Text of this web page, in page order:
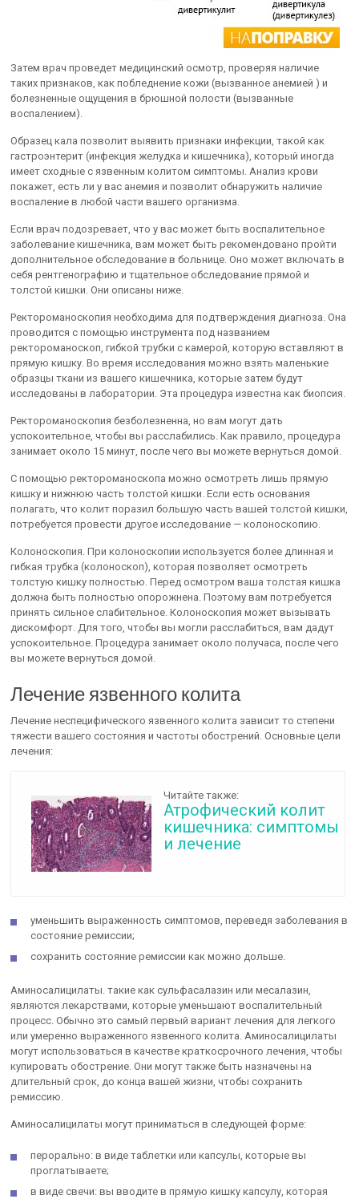
Затем врач проведет медицинский осмотр, проверяя наличие
таких признаков, как побледнение кожи (вызванное анемией ) и
болезненные ощущения в брюшной полости (вызванные
воспалением).
Образец кала позволит выявить признаки инфекции, такой как
гастроэнтерит (инфекция желудка и кишечника), который иногда
имеет сходные с язвенным колитом симптомы. Анализ крови
покажет, есть ли у вас анемия и позволит обнаружить наличие
воспаление в любой части вашего организма.
Если врач подозревает, что у вас может быть воспалительное
заболевание кишечника, вам может быть рекомендовано пройти
дополнительное обследование в больнице. Оно может включать в
себя рентгенографию и тщательное обследование прямой и
толстой кишки. Они описаны ниже.
Ректороманоскопия необходима для подтверждения диагноза. Она
проводится с помощью инструмента под названием
ректороманоскоп, гибкой трубки с камерой, которую вставляют в
прямую кишку. Во время исследования можно взять маленькие
образцы ткани из вашего кишечника, которые затем будут
исследованы в лаборатории. Эта процедура известна как биопсия.
Ректороманоскопия безболезненна, но вам могут дать
успокоительное, чтобы вы расслабились. Как правило, процедура
занимает около 15 минут, после чего вы можете вернуться домой.
С помощью ректороманоскопа можно осмотреть лишь прямую
кишку и нижнюю часть толстой кишки. Если есть основания
полагать, что колит поразил большую часть вашей толстой кишки,
потребуется провести другое исследование — колоноскопию.
Колоноскопия. При колоноскопии используется более длинная и
гибкая трубка (колоноскоп), которая позволяет осмотреть
толстую кишку полностью. Перед осмотром ваша толстая кишка
должна быть полностью опорожнена. Поэтому вам потребуется
принять сильное слабительное. Колоноскопия может вызывать
дискомфорт. Для того, чтобы вы могли расслабиться, вам дадут
успокоительное. Процедура занимает около получаса, после чего
вы можете вернуться домой.
Лечение язвенного колита
Лечение неспецифического язвенного колита зависит то степени
тяжести вашего состояния и частоты обострений. Основные цели
лечения:
Читайте также:
Атрофический колит
кишечника: симптомы
и лечение
уменьшить выраженность симптомов, переведя заболевания в
состояние ремиссии;
сохранить состояние ремиссии как можно дольше.
Аминосалицилаты. такие как сульфасалазин или месалазин,
являются лекарствами, которые уменьшают воспалительный
процесс. Обычно это самый первый вариант лечения для легкого
или умеренно выраженного язвенного колита. Аминосалицилаты
могут использоваться в качестве краткосрочного лечения, чтобы
купировать обострение. Они могут также быть назначены на
длительный срок, до конца вашей жизни, чтобы сохранить
ремиссию.
Аминосалицилаты могут приниматься в следующей форме:
перорально: в виде таблетки или капсулы, которые вы
проглатываете;
в виде свечи: вы вводите в прямую кишку капсулу, которая